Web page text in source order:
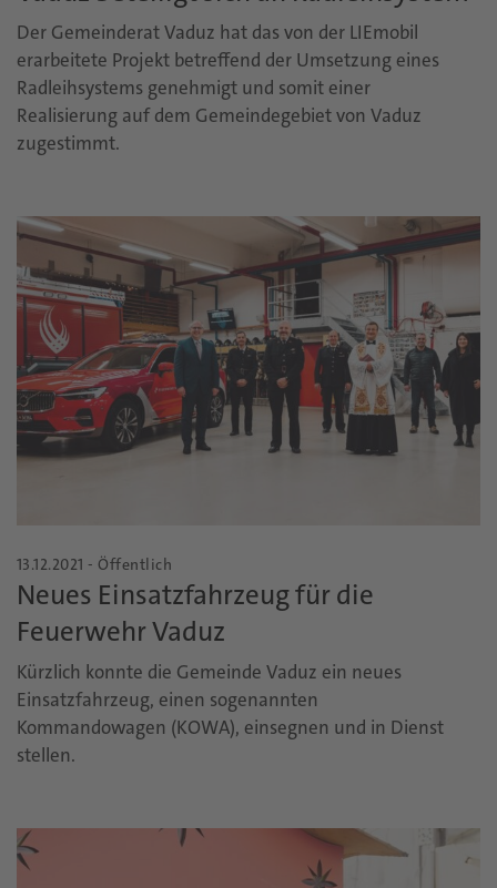
Der Gemeinderat Vaduz hat das von der LIEmobil
erarbeitete Projekt betreffend der Umsetzung eines
Radleihsystems genehmigt und somit einer
Realisierung auf dem Gemeindegebiet von Vaduz
zugestimmt.
13.12.2021 - Öffentlich
Neues Einsatzfahrzeug für die
Feuerwehr Vaduz
Kürzlich konnte die Gemeinde Vaduz ein neues
Einsatzfahrzeug, einen sogenannten
Kommandowagen (KOWA), einsegnen und in Dienst
stellen.